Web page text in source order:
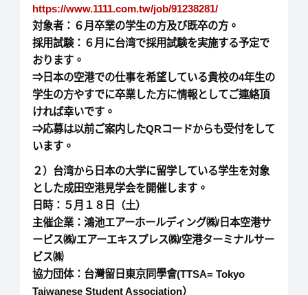
https://www.1111.com.tw/job/91238281/
対象者：６月卒業の学生の方及び既卒の方。
採用試験：６月に台湾で採用試験を実施する予定で
おります。
⇒日本の空港での仕事を希望している貴校の4年生の
学生の方やすでに卒業した方に情報としてご連絡頂
ければ幸いです。
⇒応募は以前ご案内したQRコードからも受付をして
います。
２）台湾から日本の大学に留学している学生を対象
とした成田空港見学会を開催します。
日時：５月１８日（土）
主催企業：鴻池エアーホールディング㈱/日本空港サ
ービス㈱/エアーエキスプレス㈱/空港ターミナルサー
ビス㈱
協力団体：台灣留日東京同學會(TTSA= Tokyo
Taiwanese Student Association）